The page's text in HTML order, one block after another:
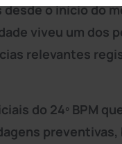
o início do
viveu um dos
relevantes
do 24º BPM
preventivas,